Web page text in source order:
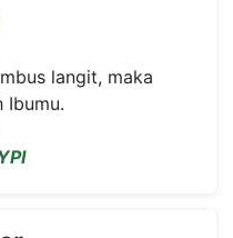
Engkau Tertipu Daya ..."
Oleh :YPI